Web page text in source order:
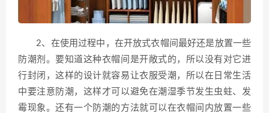
2、在使用过程中，在开放式衣帽间最好还是放置一些
防潮剂。要知道这种衣帽间是开敞式的，所以没有对它进
行封闭，这样的设计就容易让衣服受潮，所以在日常生活
中要注意防潮，这样才可以避免在潮湿季节发生虫蛀、发
霉现象。还有一个防潮的方法就可以在衣帽间内放置一些